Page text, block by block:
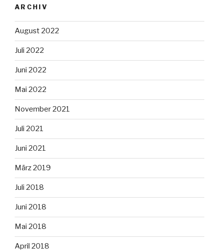
ARCHIV
August 2022
Juli 2022
Juni 2022
Mai 2022
November 2021
Juli 2021
Juni 2021
März 2019
Juli 2018
Juni 2018
Mai 2018
April 2018